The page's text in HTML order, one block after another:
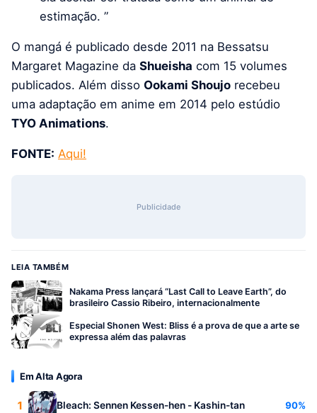
estimação. ”
O mangá é publicado desde 2011 na Bessatsu
Margaret Magazine da Shueisha com 15 volumes
publicados. Além disso Ookami Shoujo recebeu
uma adaptação em anime em 2014 pelo estúdio
TYO Animations.
FONTE: Aqui!
Publicidade
LEIA TAMBÉM
Nakama Press lançará “Last Call to Leave Earth”, do
brasileiro Cassio Ribeiro, internacionalmente
Especial Shonen West: Bliss é a prova de que a arte se
expressa além das palavras
Em Alta Agora
1 Bleach: Sennen Kessen-hen - Kashin-tan 90%